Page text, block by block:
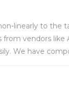
linearly to the
vendors like
We have